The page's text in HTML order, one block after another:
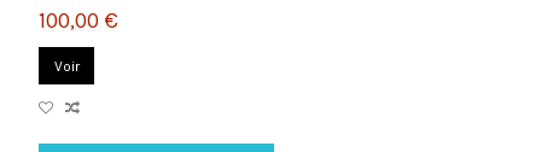
100,00 €
Voir